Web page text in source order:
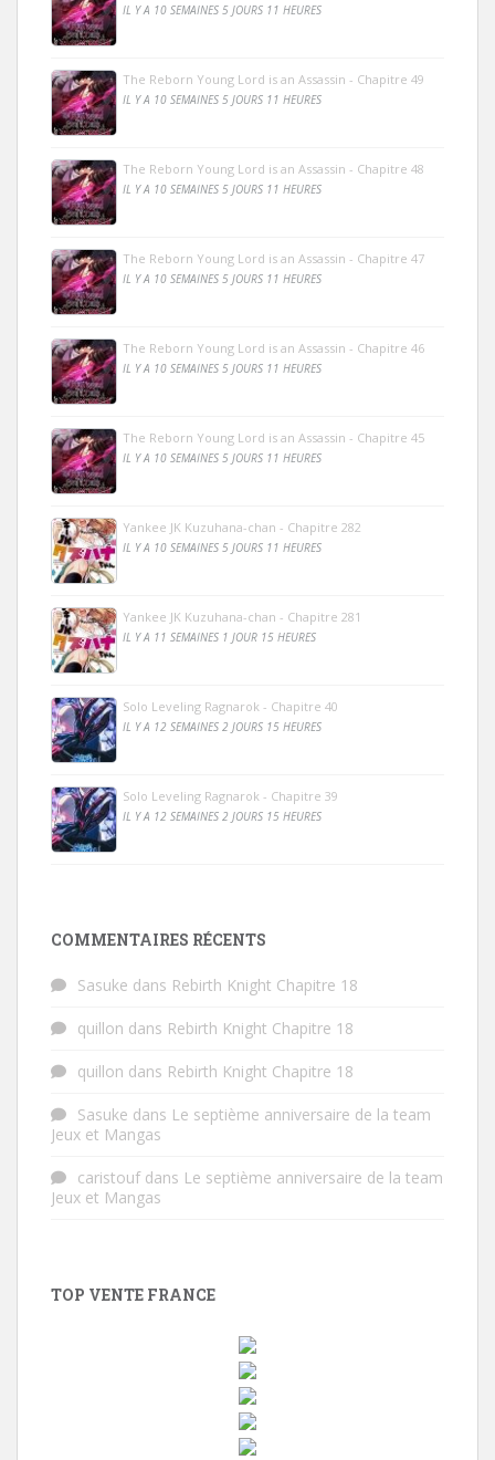
IL Y A 10 SEMAINES 5 JOURS 11 HEURES
The Reborn Young Lord is an Assassin - Chapitre 49
IL Y A 10 SEMAINES 5 JOURS 11 HEURES
The Reborn Young Lord is an Assassin - Chapitre 48
IL Y A 10 SEMAINES 5 JOURS 11 HEURES
The Reborn Young Lord is an Assassin - Chapitre 47
IL Y A 10 SEMAINES 5 JOURS 11 HEURES
The Reborn Young Lord is an Assassin - Chapitre 46
IL Y A 10 SEMAINES 5 JOURS 11 HEURES
The Reborn Young Lord is an Assassin - Chapitre 45
IL Y A 10 SEMAINES 5 JOURS 11 HEURES
Yankee JK Kuzuhana-chan - Chapitre 282
IL Y A 10 SEMAINES 5 JOURS 11 HEURES
Yankee JK Kuzuhana-chan - Chapitre 281
IL Y A 11 SEMAINES 1 JOUR 15 HEURES
Solo Leveling Ragnarok - Chapitre 40
IL Y A 12 SEMAINES 2 JOURS 15 HEURES
Solo Leveling Ragnarok - Chapitre 39
IL Y A 12 SEMAINES 2 JOURS 15 HEURES
COMMENTAIRES RÉCENTS
Sasuke dans Rebirth Knight Chapitre 18
quillon dans Rebirth Knight Chapitre 18
quillon dans Rebirth Knight Chapitre 18
Sasuke dans Le septième anniversaire de la team
Jeux et Mangas
caristoufdans Le septième anniversaire de la team
Jeux et Mangas
TOP VENTE FRANCE